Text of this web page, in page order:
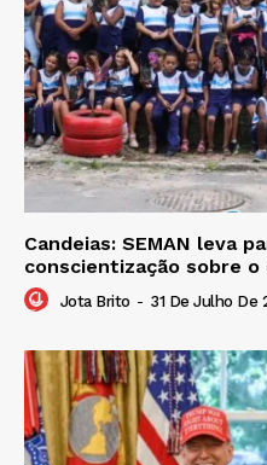
Candeias: SEMAN leva
conscientização sobre
Jota Brito - 31 De Julho De